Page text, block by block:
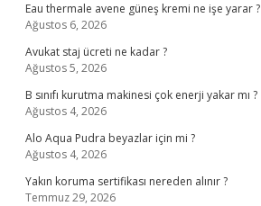
Eau thermale avene güneş kremi ne işe yarar ?
Ağustos 6, 2026
Avukat staj ücreti ne kadar ?
Ağustos 5, 2026
B sınıfı kurutma makinesi çok enerji yakar mı ?
Ağustos 4, 2026
Alo Aqua Pudra beyazlar için mi ?
Ağustos 4, 2026
Yakın koruma sertifikası nereden alınır ?
Temmuz 29, 2026